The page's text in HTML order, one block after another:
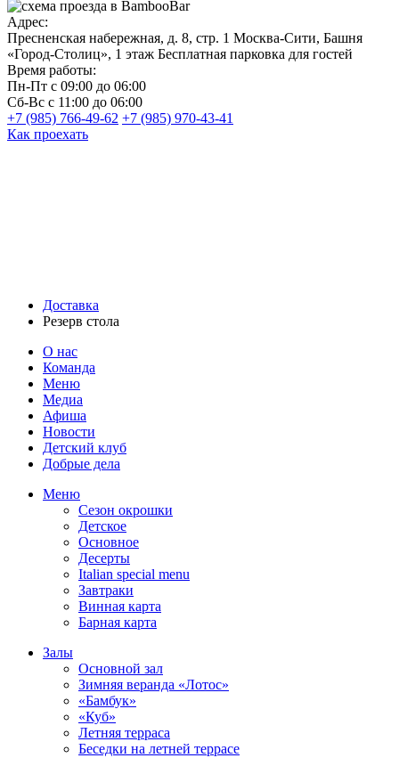
Адрес:
Пресненская набережная, д. 8, стр. 1 Москва-Сити, Башня
«Город-Столиц», 1 этаж Бесплатная парковка для гостей
Время работы:
Пн-Пт с 09:00 до 06:00
Сб-Вс с 11:00 до 06:00
+7 (985) 766-49-62 +7 (985) 970-43-41
Как проехать
Доставка
Резерв стола
О нас
Команда
Меню
Медиа
Афиша
Новости
Детский клуб
Добрые дела
Меню
Сезон окрошки
Детское
Основное
Десерты
Italian special menu
Завтраки
Винная карта
Барная карта
Залы
Основной зал
Зимняя веранда «Лотос»
«Бамбук»
«Куб»
Летняя терраса
Беседки на летней террасе